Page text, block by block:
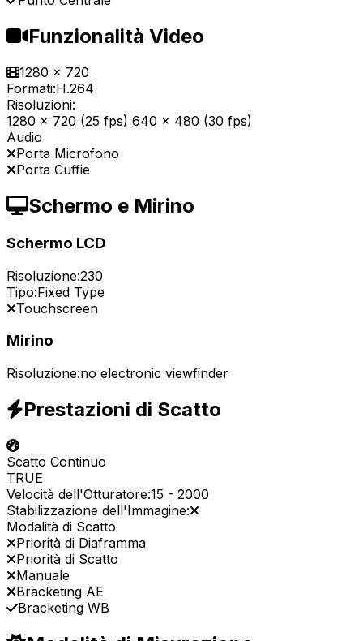
Funzionalità Video
1280 x 720
Formati:H.264
Risoluzioni:
1280 x 720 (25 fps) 640 x 480 (30 fps)
Audio
Porta Microfono
Porta Cuffie
Schermo e Mirino
Schermo LCD
Risoluzione:230
Tipo:Fixed Type
Touchscreen
Mirino
Risoluzione:no electronic viewfinder
Prestazioni di Scatto
Scatto Continuo
TRUE
Velocità dell'Otturatore:15 - 2000
Stabilizzazione dell'Immagine:
Modalità di Scatto
Priorità di Diaframma
Priorità di Scatto
Manuale
Bracketing AE
Bracketing WB